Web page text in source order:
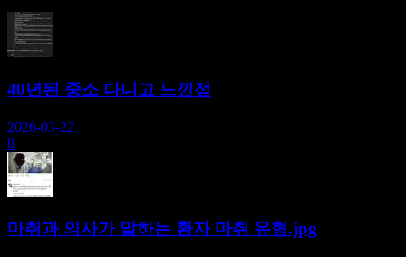
40년된 중소 다니고 느낀점
2026-03-22
8
마취과 의사가 말하는 환자 마취 유형.jpg